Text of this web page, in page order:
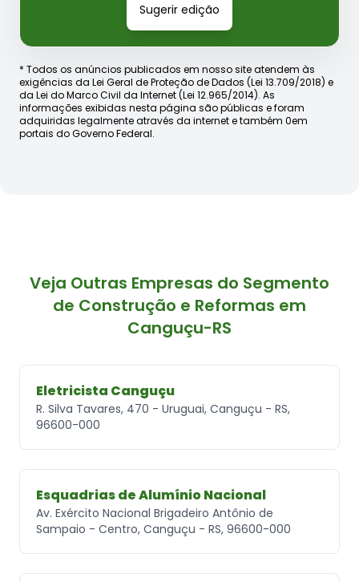
Sugerir edição
* Todos os anúncios publicados em nosso site atendem às
exigências da Lei Geral de Proteção de Dados (Lei 13.709/2018) e
da Lei do Marco Civil da Internet (Lei 12.965/2014). As
informações exibidas nesta página são públicas e foram
adquiridas legalmente através da internet e também 0em
portais do Governo Federal.
Veja Outras Empresas do Segmento
de Construção e Reformas em
Canguçu-RS
Eletricista Canguçu
R. Silva Tavares, 470 - Uruguai, Canguçu - RS,
96600-000
Esquadrias de Alumínio Nacional
Av. Exército Nacional Brigadeiro Antônio de
Sampaio - Centro, Canguçu - RS, 96600-000